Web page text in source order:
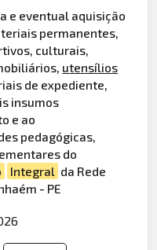
e eventual aquisição
permanentes,
culturais,
utensílios
de expediente,
insumos
e ao
pedagógicas,
do
Integral da Rede
- PE